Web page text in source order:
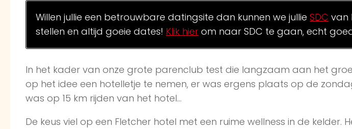
Willen jullie een betrouwbare datingsite dan kunnen we jullie SDC van
stellen en altijd goeie dates! Klik hier om naar SDC te gaan, echt
In het kader van onze grote parenclub test die langzaam aan het
op het idee een hotelletje te nemen, er was ergens plaats op de
was op 15 km rijden van het hotel…
De keus viel op een Fletcher hotel met een ruime wellness in de kelder.